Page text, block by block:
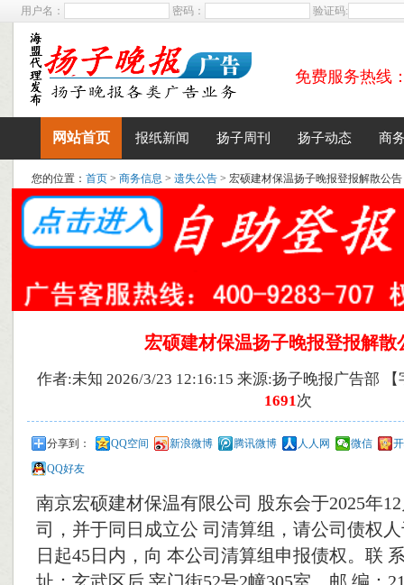
用户名： 密码： 验证码:
免费服务热线
网站首页 报纸新闻 扬子周刊 扬子动态 商
您的位置： 首页 > 商务信息 > 遗失公告 > 宏硕建材保温扬子晚报登报解散公告
宏硕建材保温扬子晚报登报解散
作者:未知 2026/3/23 12:16:15 来源:扬子晚报广告部
1691次
分享到： QQ空间 新浪微博 腾讯微博 人人网 微信
QQ好友
南京宏硕建材保温有限公司 股东会于2025年
司，并于同日成立公 司清算组，请公司债权
日起45日内，向 本公司清算组申报债权。联